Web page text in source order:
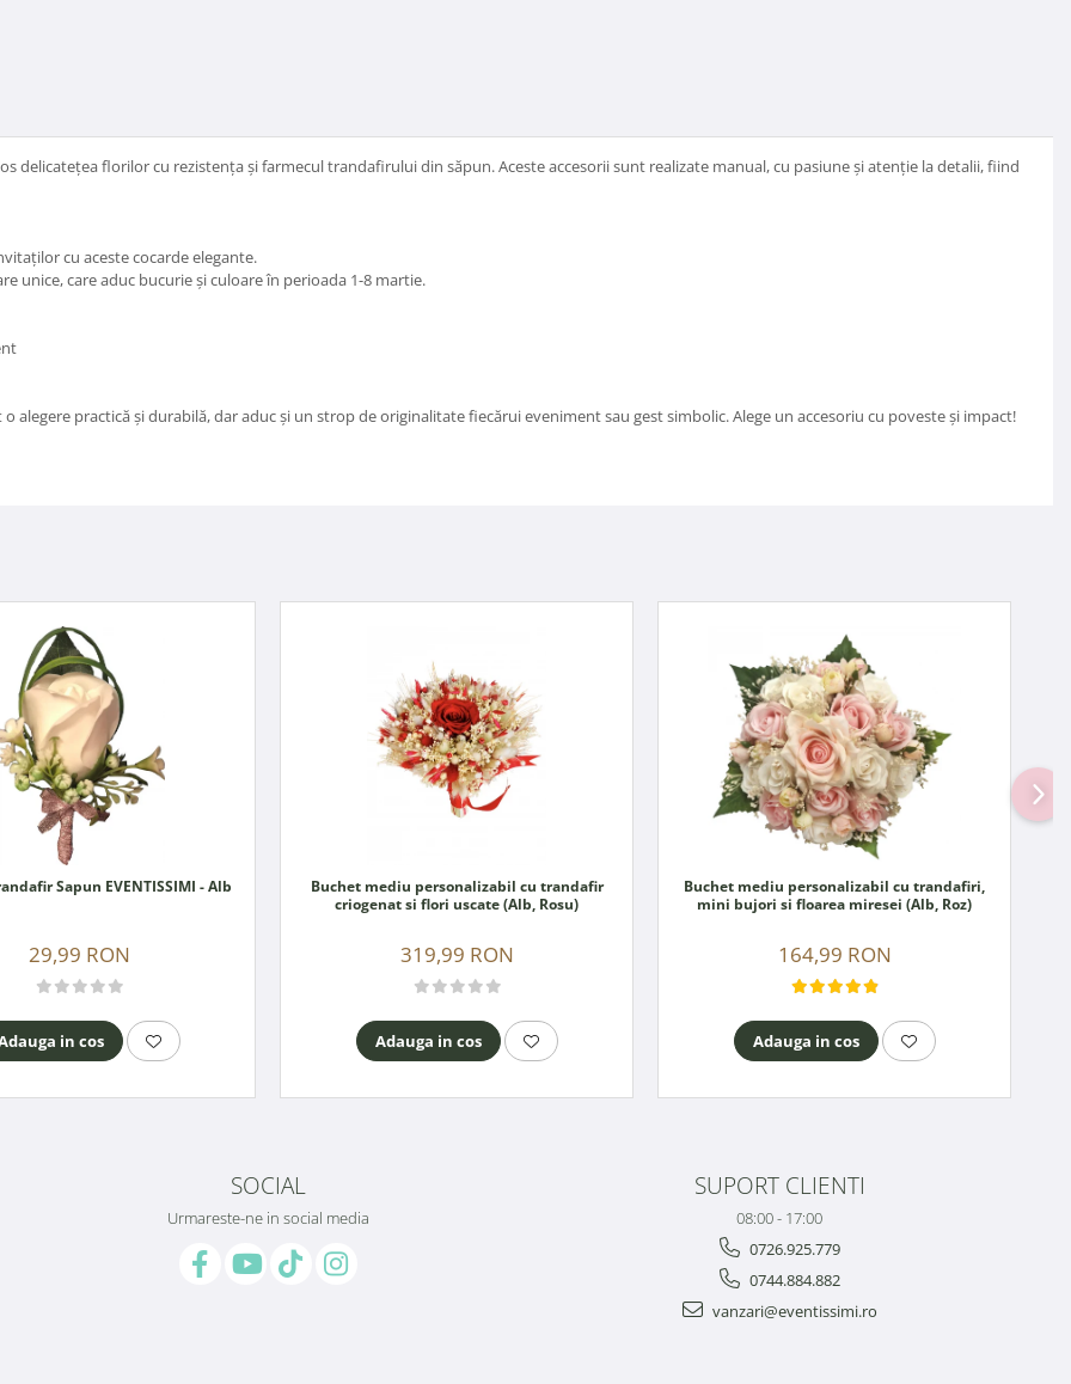
delicatețea florilor cu rezistența și farmecul trandafirului din săpun. Aceste accesorii sunt realizate manual, cu pasiune și atenție la detalii, fiind
cu aceste cocarde elegante.
care aduc bucurie și culoare în perioada 1-8 martie.
practică și durabilă, dar aduc și un strop de originalitate fiecărui eveniment sau gest simbolic. Alege un accesoriu cu poveste și impact!
Cocarda Trandafir Sapun EVENTISSIMI - Alb
29,99 RON
in cos
Buchet mediu personalizabil cu trandafir
criogenat si flori uscate (Alb, Rosu)
319,99 RON
Adauga in cos
Buchet mediu personalizabil cu trandafiri,
mini bujori si floarea miresei (Alb, Roz)
164,99 RON
Adauga in cos
SOCIAL
Urmareste-ne in social media
SUPORT CLIENTI
08:00 - 17:00
0726.925.779
0744.884.882
vanzari@eventissimi.ro